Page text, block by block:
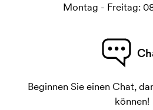
Montag - Freitag:
Beginnen Sie einen Chat,
können!